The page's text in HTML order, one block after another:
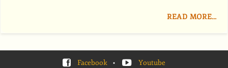
READ MORE…
Facebook • Youtube